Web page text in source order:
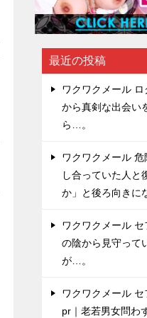
最近の投稿
ワクワクメール
から真剣な出会い
ら…。
ワクワクメール
し合っていた人と
か」と後ろ向きに
ワクワクメール
の陰から見守って
が…。
ワクワクメール
pr｜老若男女問わ